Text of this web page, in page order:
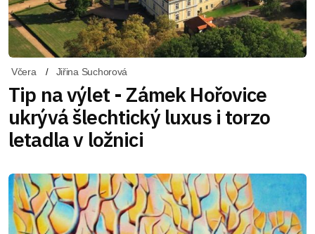
Včera Jiřina Suchorová
Tip na výlet - Zámek Hořovice
ukrývá šlechtický luxus i torzo
letadla v ložnici